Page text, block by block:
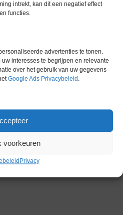
intrekt, kan dit een negatief effect
functies.
advertenties te tonen.
interesses te begrijpen en relevante
over het gebruik van uw gegevens
Google Ads Privacybeleid .
voorkeuren
Privacy
producten